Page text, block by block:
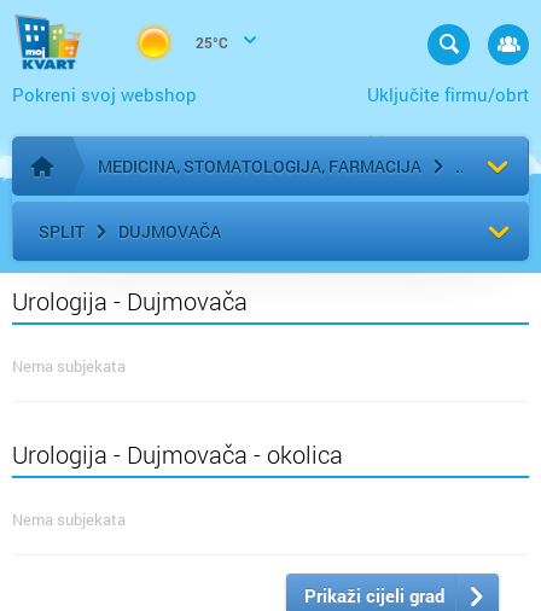
25°C
Uključite firmu/obrt
Pokreni svoj webshop
Početna stranica
MEDICINA, STOMATOLOGIJA, FARMACIJA
SPLIT DUJMOVAČA
Urologija - Dujmovača
Nema subjekata
Urologija - Dujmovača - okolica
Nema subjekata
Prikaži cijeli grad